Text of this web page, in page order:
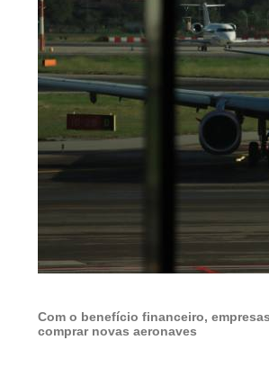
Com o benefício financeiro,
comprar novas aeronaves